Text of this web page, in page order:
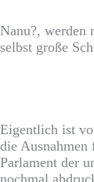
Nanu?, werden
selbst große
Eigentlich ist
die Ausnahmen
Parlament der
nochmal